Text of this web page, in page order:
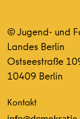
© Jugend- und
Landes Berlin
Ostseestraße
10409 Berlin
Kontakt